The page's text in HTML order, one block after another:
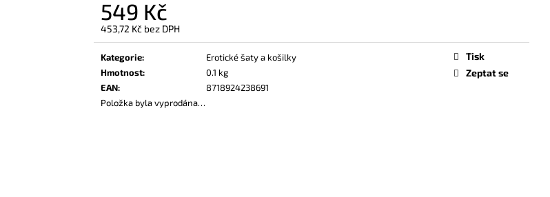
549 Kč
453,72 Kč bez DPH
Měrná
cena:
Kategorie:
Erotické šaty a košilky
Hmotnost:
0.1 kg
EAN:
8718924238691
Položka byla vyprodána…
Tisk
Zeptat se
189 Kč